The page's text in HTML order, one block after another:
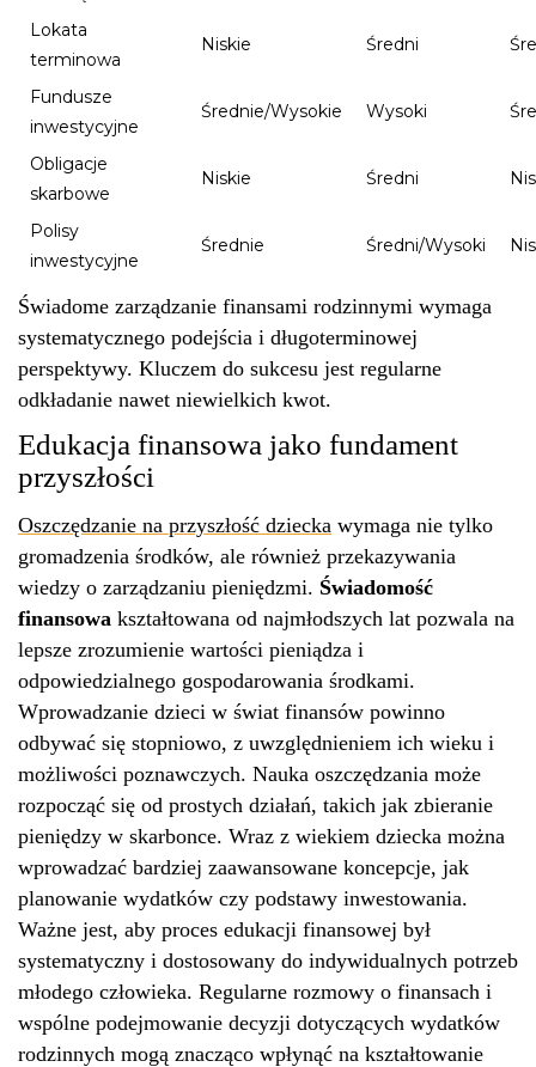
Lokata
terminowa
Niskie Średni
Fundusze
inwestycyjne
Średnie/Wysokie Wysoki
Obligacje
skarbowe
Niskie Średni
Polisy
inwestycyjne
Średnie Średni/Wysoki
Świadome zarządzanie finansami rodzinnymi wymaga
systematycznego podejścia i długoterminowej
perspektywy. Kluczem do sukcesu jest regularne
odkładanie nawet niewielkich kwot.
Edukacja finansowa jako fundament
przyszłości
Oszczędzanie na przyszłość dziecka wymaga nie tylko
gromadzenia środków, ale również przekazywania
wiedzy o zarządzaniu pieniędzmi. Świadomość
finansowa kształtowana od najmłodszych lat pozwala na
lepsze zrozumienie wartości pieniądza i
odpowiedzialnego gospodarowania środkami.
Wprowadzanie dzieci w świat finansów powinno
odbywać się stopniowo, z uwzględnieniem ich wieku i
możliwości poznawczych. Nauka oszczędzania może
rozpocząć się od prostych działań, takich jak zbieranie
pieniędzy w skarbonce. Wraz z wiekiem dziecka można
wprowadzać bardziej zaawansowane koncepcje, jak
planowanie wydatków czy podstawy inwestowania.
Ważne jest, aby proces edukacji finansowej był
systematyczny i dostosowany do indywidualnych potrzeb
młodego człowieka. Regularne rozmowy o finansach i
wspólne podejmowanie decyzji dotyczących wydatków
rodzinnych mogą znacząco wpłynąć na kształtowanie